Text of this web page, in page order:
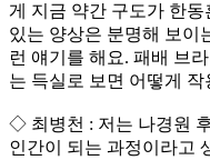
게 지금 약간 구도가 한
있는 양상은 분명해 보이
런 얘기를 해요. 패배 브
는 득실로 보면 어떻게
◇ 최병천 : 저는 나경원
인간이 되는 과정이라고